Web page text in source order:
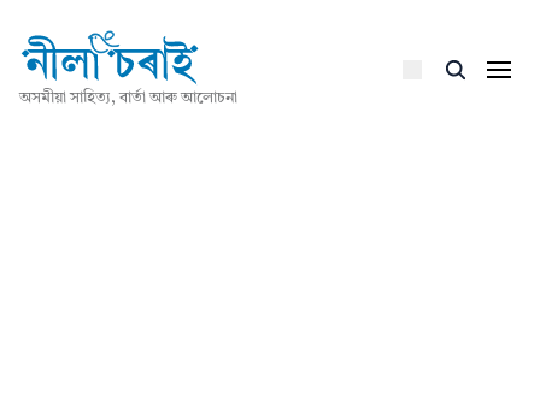
অসমীয়া সাহিত্য, বাৰ্তা আৰু আলোচনা